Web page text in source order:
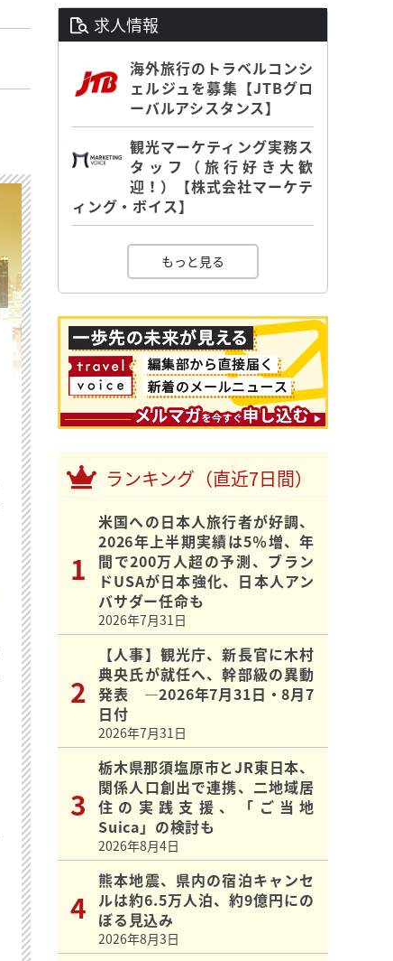
求人情報
海外旅行のトラベルコンシ
ェルジュを募集【JTBグロ
ーバルアシスタンス】
観光マーケティング実務ス
タッフ（旅行好き大歓
迎！）【株式会社マーケテ
ィング・ボイス】
もっと見る
ランキング（直近7日間）
米国への日本人旅行者が好調、
2026年上半期実績は5％増、年
間で200万人超の予測、ブラン
ドUSAが日本強化、日本人アン
バサダー任命も
2026年7月31日
【人事】観光庁、新長官に木村
典央氏が就任へ、幹部級の異動
発表 ―2026年7月31日・8月7
日付
2026年7月31日
栃木県那須塩原市とJR東日本、
関係人口創出で連携、二地域居
住の実践支援、「ご当地
Suica」の検討も
2026年8月4日
熊本地震、県内の宿泊キャンセ
ルは約6.5万人泊、約9億円にの
ぼる見込み
2026年8月3日